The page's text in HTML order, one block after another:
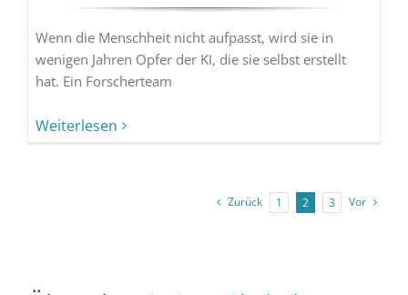
Wenn die Menschheit nicht aufpasst, wird sie in
wenigen Jahren Opfer der KI, die sie selbst erstellt
hat. Ein Forscherteam
Weiterlesen
Zurück 1 2 3 Vor